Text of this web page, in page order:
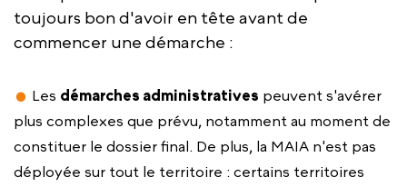
toujours bon d'avoir en tête avant de
commencer une démarche :
Les démarches administratives peuvent s'avérer
plus complexes que prévu, notamment au moment de
constituer le dossier final. De plus, la MAIA n'est pas
déployée sur tout le territoire : certains territoires